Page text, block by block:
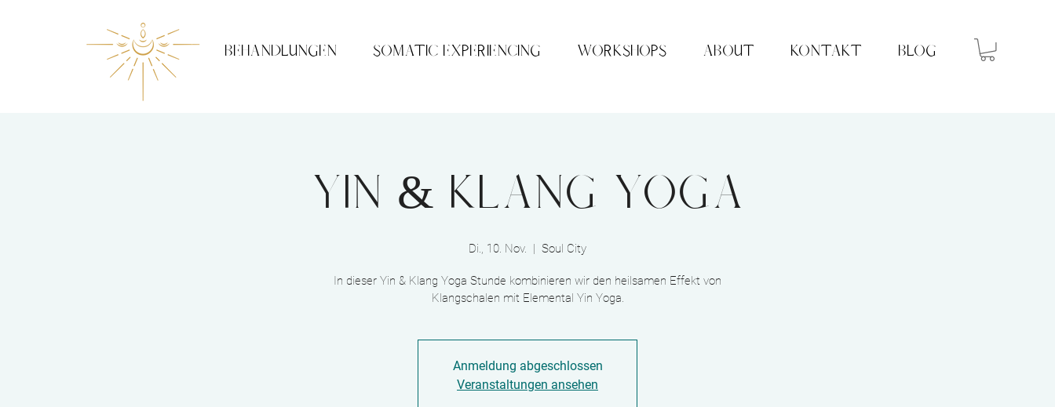
BEHANDLUNGEN SOMATIC EXPERIENCING WORKSHOPS ABOUT KONTAKT BLOG
YIN & KLANG YOGA
Di., 10. Nov.
  |
Soul City
In dieser Yin & Klang Yoga Stunde kombinieren wir den heilsamen Effekt von
Klangschalen mit Elemental Yin Yoga.
Anmeldung abgeschlossen
Veranstaltungen ansehen